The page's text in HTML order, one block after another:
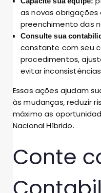
as novas
preenchimento das
Consulte sua
constante com seu
procedimentos,
evitar
Essas ações ajudam
às mudanças, reduzir
máximo as
Nacional Híbrido.
Conte